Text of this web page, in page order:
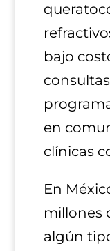
bajo
en
clínicas
En
millones
algún